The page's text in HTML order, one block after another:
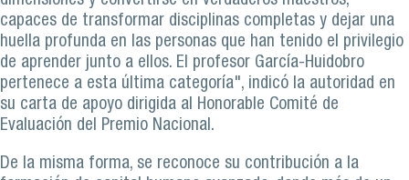
capaces de transformar disciplinas completas y dejar una
huella profunda en las personas que han tenido el privilegio
de aprender junto a ellos. El profesor García-Huidobro
pertenece a esta última categoría", indicó la autoridad en
su carta de apoyo dirigida al Honorable Comité de
Evaluación del Premio Nacional.
De la misma forma, se reconoce su contribución a la